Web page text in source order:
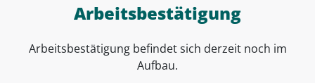
Arbeitsbestätigung
Arbeitsbestätigungbefindet sich derzeit noch im
Aufbau.